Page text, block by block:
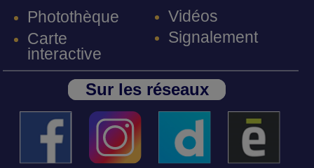
Photothèque
Carte
interactive
Vidéos
Signalement
Sur les réseaux